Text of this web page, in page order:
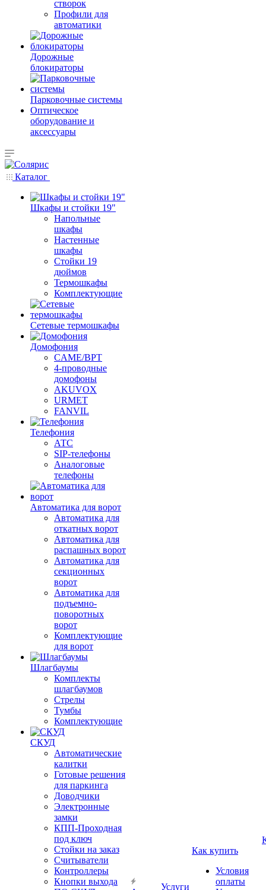
створок
Профили для
автоматики
Дорожные
блокираторы
Парковочные системы
Оптическое
оборудование и
аксессуары
Каталог
Шкафы и стойки 19"
Напольные
шкафы
Настенные
шкафы
Стойки 19
дюймов
Термошкафы
Комплектующие
Сетевые термошкафы
Домофония
CAME/BPT
4-проводные
домофоны
AKUVOX
URMET
FANVIL
Телефония
АТС
SIP-телефоны
Аналоговые
телефоны
Автоматика для ворот
Автоматика для
откатных ворот
Автоматика для
распашных ворот
Автоматика для
секционных
ворот
Автоматика для
подъемно-
поворотных
ворот
Комплектующие
для ворот
Шлагбаумы
Комплекты
шлагбаумов
Стрелы
Тумбы
Комплектующие
СКУД
Автоматические
калитки
Готовые решения
для паркинга
Доводчики
Электронные
замки
КПП-Проходная
под ключ
Стойки на заказ
Считыватели
Контроллеры
Кнопки выхода
Услуги
Как купить
Условия
оплаты